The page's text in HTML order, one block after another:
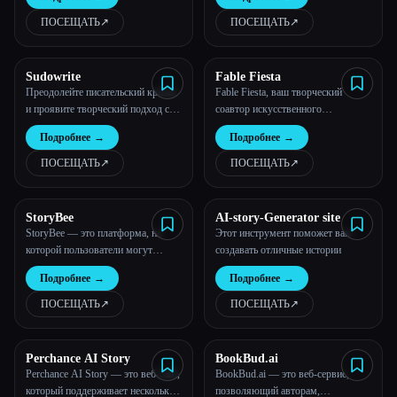
Все категории
О нас
Esc
ПОСЕЩАТЬ↗︎ ПОСЕЩАТЬ↗︎
Sudowrite
Преодолейте писательский кризис
и проявите творческий подход с
нашим волшебным
искусственным интеллектом.
Подробнее →
ПОСЕЩАТЬ↗︎
Fable Fiesta
Fable Fiesta, ваш творческий
соавтор искусственного
интеллекта
Подробнее →
ПОСЕЩАТЬ↗︎
StoryBee
StoryBee — это платформа, на
которой пользователи могут
создавать истории с помощью
искусственного интеллекта.
Подробнее →
ПОСЕЩАТЬ↗︎
AI-story-Generator site
Этот инструмент поможет вам
создавать отличные истории
Подробнее →
ПОСЕЩАТЬ↗︎
Perchance AI Story
Perchance AI Story — это веб-сайт,
который поддерживает несколько
BookBud.ai
BookBud.ai — это веб-сервис,
позволяющий авторам,